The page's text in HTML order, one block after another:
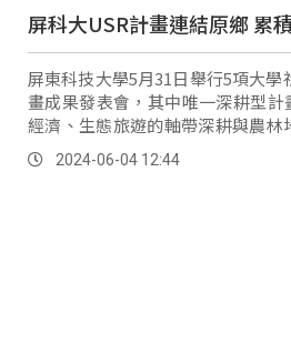
屏科大USR計畫連結原鄉 累
屏東科技大學5月31日舉行5項大
畫成果發表會，其中唯一深耕型
經濟、生態旅遊的軸帶深耕與農林
是屏科大將過去與原鄉部落累積多
變遷轉化而成的永續發展計畫，
2024-06-04 12:44